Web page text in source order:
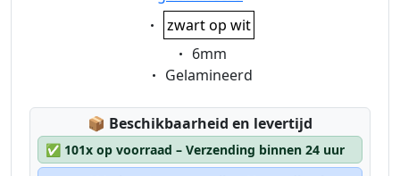
Eigenschaft:
zwart op wit
Eigenschaft:
6mm
Eigenschaft:
Gelamineerd
📦 Lagerstatus:
Beschikbaarheid en levertijd
✅ 101x op voorraad – Verzending binnen 24 uur